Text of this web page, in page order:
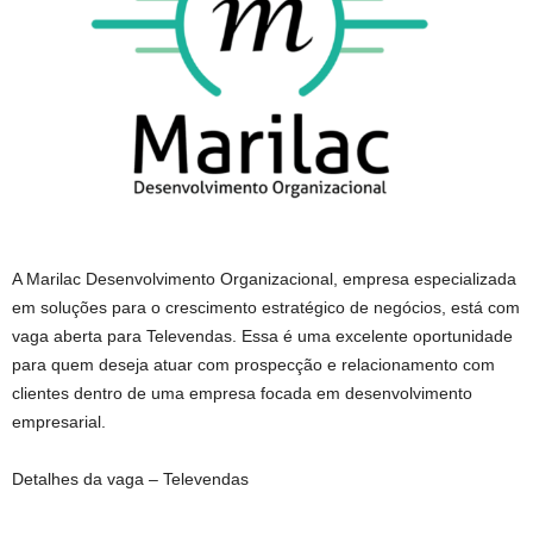
A Marilac Desenvolvimento Organizacional, empresa especializada
em soluções para o crescimento estratégico de negócios, está com
vaga aberta para Televendas. Essa é uma excelente oportunidade
para quem deseja atuar com prospecção e relacionamento com
clientes dentro de uma empresa focada em desenvolvimento
empresarial.
Detalhes da vaga – Televendas